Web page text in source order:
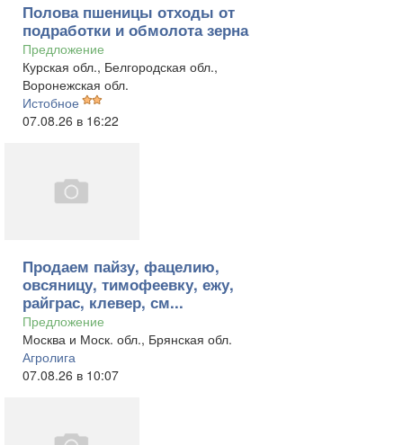
Полова пшеницы отходы от
подработки и обмолота зерна
Предложение
Курская обл., Белгородская обл.,
Воронежская обл.
Истобное
07.08.26 в 16:22
Продаем пайзу, фацелию,
овсяницу, тимофеевку, ежу,
райграс, клевер, см...
Предложение
Москва и Моск. обл., Брянская обл.
Агролига
07.08.26 в 10:07